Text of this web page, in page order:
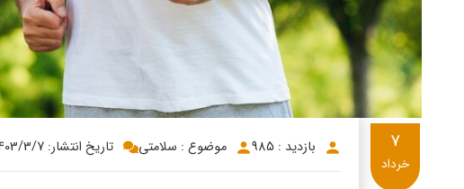
بازدید : 985 موضوع : سلامتی تاریخ انتشار: 1403/3/7 7
خرداد